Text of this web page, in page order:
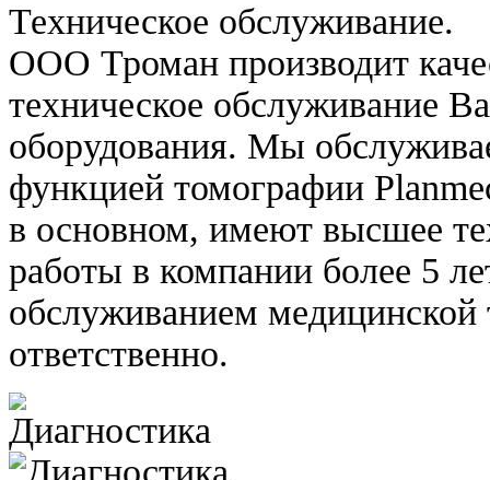
Техническое обслуживание.
ООО Троман производит
техническое обслуживание
оборудования. Мы
функцией томографии
в основном, имеют высшее
работы в компании более 5
обслуживанием
ответственно.